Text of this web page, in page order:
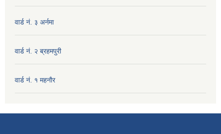
वार्ड नं. ३ अर्नमा
वार्ड नं. २ ब्रहमपुरी
वार्ड नं. १ महनाैर